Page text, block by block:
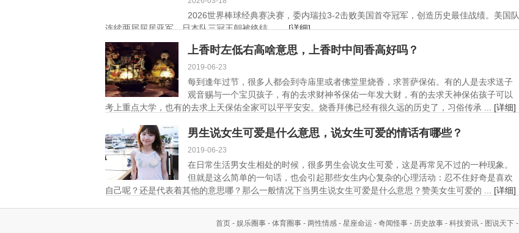
2026世界棒球经典赛决赛，委内瑞拉3-2击败美国首夺冠军，创造历史最佳战绩。美国队
连续两届屈居亚军，日本队三冠王朝被终结。 ...[详细]
上香时左低右高啥意思，上香时中间香高好吗？
2019-06-23
每到逢年过节，很多人都会到寺庙里或者佛堂里烧香，求菩萨保佑。有的人是去求送子
观音赐与一个宝贝孩子，有的去求财神爷保佑一年发大财，有的去求天神保佑孩子可以
考上重点大学，也有的去求上天保佑全家可以平平安安。烧香拜佛已经有很久远的历史了，习俗传承 ... [详细]
男生说女生可爱是什么意思，说女生可爱的情话有哪些？
2019-06-23
在日常生活男女生相处的时候，很多男生会说女生可爱，这是再常见不过的一种现象。
但就是这么简单的一句话，也会引起那些女生内心复杂的心理活动：忍不住好奇是喜欢
自己呢？还是代表着其他的意思哪？那么一般情况下当男生说女生可爱是什么意思？赞美女生可爱的 ... [详细]
首页 - 娱乐圈事 - 体育圈事 - 两性情感 - 星座命运 - 奇闻怪事 - 历史故事 - 科技资讯 - 图说天下 -